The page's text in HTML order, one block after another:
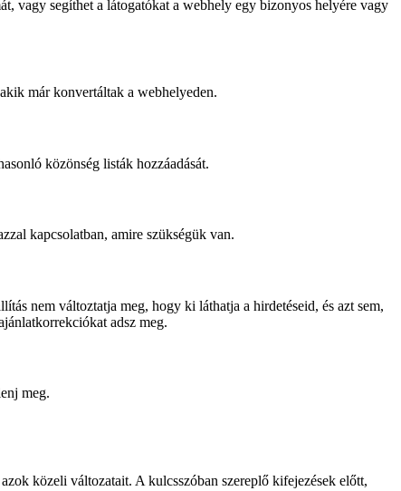
vagy segíthet a látogatókat a webhely egy bizonyos helyére vagy
már konvertáltak a webhelyeden.
közönség listák hozzáadását.
kapcsolatban, amire szükségük van.
nem változtatja meg, hogy ki láthatja a hirdetéseid, és azt sem,
adsz meg.
meg.
közeli változatait. A kulcsszóban szereplő kifejezések előtt,